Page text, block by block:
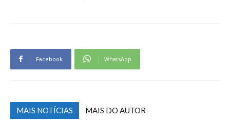
Facebook WhatsApp
MAIS NOTÍCIAS MAIS DO AUTOR